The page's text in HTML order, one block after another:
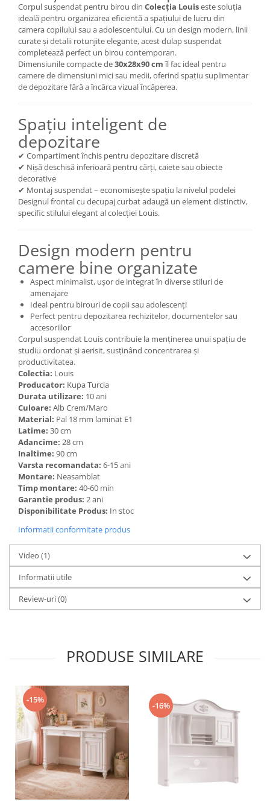
Corpul suspendat pentru birou din Colecția Louiseste soluția
ideală pentru organizarea eficientă a spațiului de lucru din
camera copilului sau a adolescentului. Cu un design modern, linii
curate și detalii rotunjite elegante, acest dulap suspendat
completează perfect un birou contemporan.
Dimensiunile compacte de30x28x90 cmîl fac ideal pentru
camere de dimensiuni mici sau medii, oferind spațiu suplimentar
de depozitare fără a încărca vizual încăperea.
Spațiu inteligent de
depozitare
✔ Compartiment închis pentru depozitare discretă
✔ Nişă deschisă inferioară pentru cărți, caiete sau obiecte
decorative
✔ Montaj suspendat – economisește spațiu la nivelul podelei
Designul frontal cu decupaj curbat adaugă un element distinctiv,
specific stilului elegant al colecției Louis.
Design modern pentru
camere bine organizate
Aspect minimalist, ușor de integrat în diverse stiluri de
amenajare
Ideal pentru birouri de copii sau adolescenți
Perfect pentru depozitarea rechizitelor, documentelor sau
accesoriilor
Corpul suspendat Louis contribuie la menținerea unui spațiu de
studiu ordonat și aerisit, susținând concentrarea și
productivitatea.
Colectia: Louis
Producator: Kupa Turcia
Durata utilizare: 10 ani
Culoare: Alb Crem/Maro
Material: Pal 18 mm laminat E1
Latime: 30 cm
Adancime: 28 cm
Inaltime: 90 cm
Varsta recomandata: 6-15 ani
Montare: Neasamblat
Timp montare: 40-60 min
Garantie produs: 2 ani
Disponibilitate Produs: In stoc
Informatii conformitate produs
Video (1)
Informatii utile
Review-uri(0)
PRODUSE SIMILARE
-15%
-16%